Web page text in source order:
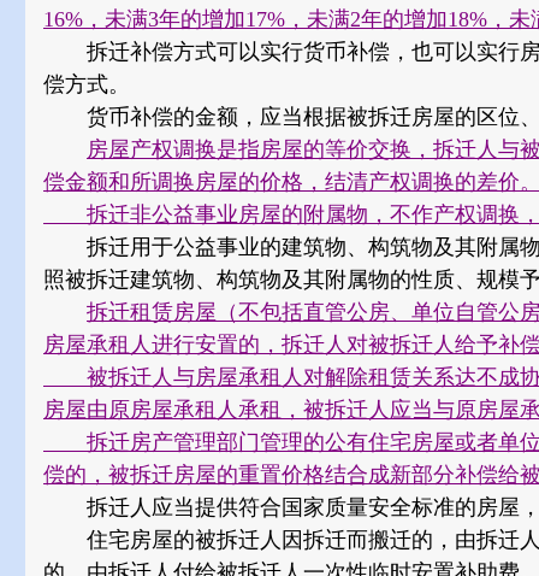
16%，未满3年的增加17%，未满2年的增加18%，
拆迁补偿方式可以实行货币补偿，也可以实行
偿方式。
货币补偿的金额，应当根据被拆迁房屋的区位
房屋产权调换是指房屋的等价交换，拆迁人与
偿金额和所调换房屋的价格，结清产权调换的差价
拆迁非公益事业房屋的附属物，不作产权调换
拆迁用于公益事业的建筑物、构筑物及其附属
照被拆迁建筑物、构筑物及其附属物的性质、规模
拆迁租赁房屋（不包括直管公房、单位自管公
房屋承租人进行安置的，拆迁人对被拆迁人给予补
被拆迁人与房屋承租人对解除租赁关系达不成
房屋由原房屋承租人承租，被拆迁人应当与原房屋
拆迁房产管理部门管理的公有住宅房屋或者单
偿的，被拆迁房屋的重置价格结合成新部分补偿给
拆迁人应当提供符合国家质量安全标准的房屋
住宅房屋的被拆迁人因拆迁而搬迁的，由拆迁